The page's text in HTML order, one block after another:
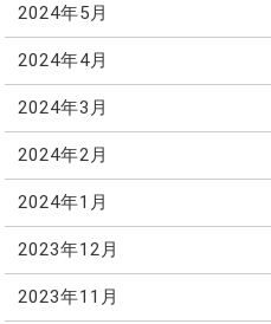
2024年5月
2024年4月
2024年3月
2024年2月
2024年1月
2023年12月
2023年11月